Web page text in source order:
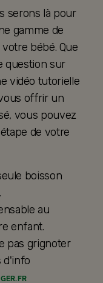
serons là pour
gamme de
bébé. Que
question sur
vidéo tutorielle
offrir un
vous pouvez
de votre
boisson
au
enfant.
pas grignoter
d'info